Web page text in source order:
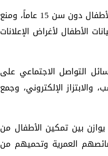
كما نص القرار على ضرورة قيام المنصات بتعطيل الحسابات الخاصة بالأطفال دون سن 15 عاماً، ومنع
الأطفال لأغراض الإعلانات
التواصل الاجتماعي على
الإلكتروني، وجمع
بين تمكين الأطفال من
العمرية وتحميهم من